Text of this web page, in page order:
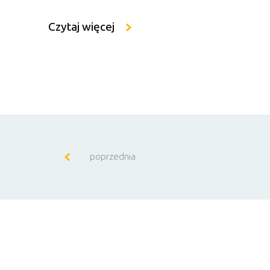
Czytaj więcej
poprzednia